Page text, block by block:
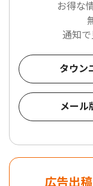
お得な
通知で
タウン
メール
広告出